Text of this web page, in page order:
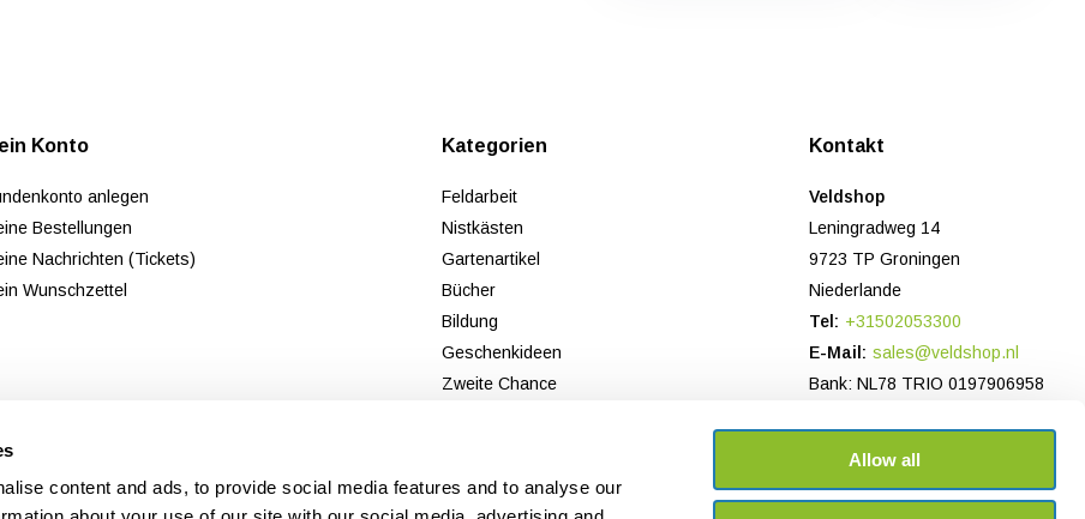
content and ads, to provide social media features and to analyse our
Allow all
Konto
anlegen
Bestellungen
Nachrichten (Tickets)
Wunschzettel
Kategorien
Feldarbeit
Nistkästen
Gartenartikel
Bücher
Bildung
Geschenkideen
Zweite Chance
Kontakt
Veldshop
Leningradweg 14
9723 TP Groningen
Niederlande
Tel: +31502053300
E-Mail: sales@veldshop.nl
Bank: NL78 TRIO 0197906958